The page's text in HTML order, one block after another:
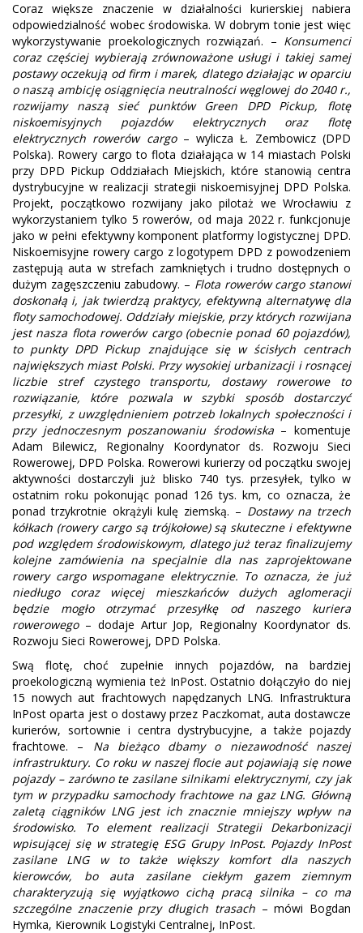
Coraz większe znaczenie w działalności kurierskiej nabiera
odpowiedzialność wobec środowiska. W dobrym tonie jest więc
wykorzystywanie proekologicznych rozwiązań. – Konsumenci
coraz częściej wybierają zrównoważone usługi i takiej samej
postawy oczekują od firm i marek, dlatego działając w oparciu
o naszą ambicję osiągnięcia neutralności węglowej do 2040 r.,
rozwijamy naszą sieć punktów Green DPD Pickup, flotę
niskoemisyjnych pojazdów elektrycznych oraz flotę
elektrycznych rowerów cargo– wylicza Ł. Zembowicz (DPD
Polska). Rowery cargo to flota działająca w 14 miastach Polski
przy DPD Pickup Oddziałach Miejskich, które stanowią centra
dystrybucyjne w realizacji strategii niskoemisyjnej DPD Polska.
Projekt, początkowo rozwijany jako pilotaż we Wrocławiu z
wykorzystaniem tylko 5 rowerów, od maja 2022 r. funkcjonuje
jako w pełni efektywny komponent platformy logistycznej DPD.
Niskoemisyjne rowery cargo z logotypem DPD z powodzeniem
zastępują auta w strefach zamkniętych i trudno dostępnych o
dużym zagęszczeniu zabudowy. – Flota rowerów cargo stanowi
doskonałą i, jak twierdzą praktycy, efektywną alternatywę dla
floty samochodowej. Oddziały miejskie, przy których rozwijana
jest nasza flota rowerów cargo (obecnie ponad 60 pojazdów),
to punkty DPD Pickup znajdujące się w ścisłych centrach
największych miast Polski. Przy wysokiej urbanizacji i rosnącej
liczbie stref czystego transportu, dostawy rowerowe to
rozwiązanie, które pozwala w szybki sposób dostarczyć
przesyłki, z uwzględnieniem potrzeb lokalnych społeczności i
przy jednoczesnym poszanowaniu środowiska – komentuje
Adam Bilewicz, Regionalny Koordynator ds. Rozwoju Sieci
Rowerowej, DPD Polska. Rowerowi kurierzy od początku swojej
aktywności dostarczyli już blisko 740 tys. przesyłek, tylko w
ostatnim roku pokonując ponad 126 tys. km, co oznacza, że
ponad trzykrotnie okrążyli kulę ziemską. – Dostawy na trzech
kółkach (rowery cargo są trójkołowe) są skuteczne i efektywne
pod względem środowiskowym, dlatego już teraz finalizujemy
kolejne zamówienia na specjalnie dla nas zaprojektowane
rowery cargo wspomagane elektrycznie. To oznacza, że już
niedługo coraz więcej mieszkańców dużych aglomeracji
będzie mogło otrzymać przesyłkę od naszego kuriera
rowerowego– dodaje Artur Jop, Regionalny Koordynator ds.
Rozwoju Sieci Rowerowej, DPD Polska.
Swą flotę, choć zupełnie innych pojazdów, na bardziej
proekologiczną wymienia też InPost. Ostatnio dołączyło do niej
15 nowych aut frachtowych napędzanych LNG. Infrastruktura
InPost oparta jest o dostawy przez Paczkomat, auta dostawcze
kurierów, sortownie i centra dystrybucyjne, a także pojazdy
frachtowe. – Na bieżąco dbamy o niezawodność naszej
infrastruktury. Co roku w naszej flocie aut pojawiają się nowe
pojazdy – zarówno te zasilane silnikami elektrycznymi, czy jak
tym w przypadku samochody frachtowe na gaz LNG. Główną
zaletą ciągników LNG jest ich znacznie mniejszy wpływ na
środowisko. To element realizacji Strategii Dekarbonizacji
wpisującej się w strategię ESG Grupy InPost. Pojazdy InPost
zasilane LNG w to także większy komfort dla naszych
kierowców, bo auta zasilane ciekłym gazem ziemnym
charakteryzują się wyjątkowo cichą pracą silnika – co ma
szczególne znaczenie przy długich trasach – mówi Bogdan
Hymka, Kierownik Logistyki Centralnej, InPost.